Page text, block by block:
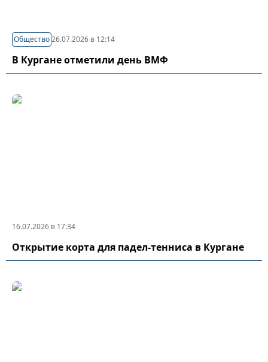
Общество26.07.2026 в 12:14
В Кургане отметили день ВМФ
16.07.2026 в 17:34
Открытие корта для падел-тенниса в Кургане